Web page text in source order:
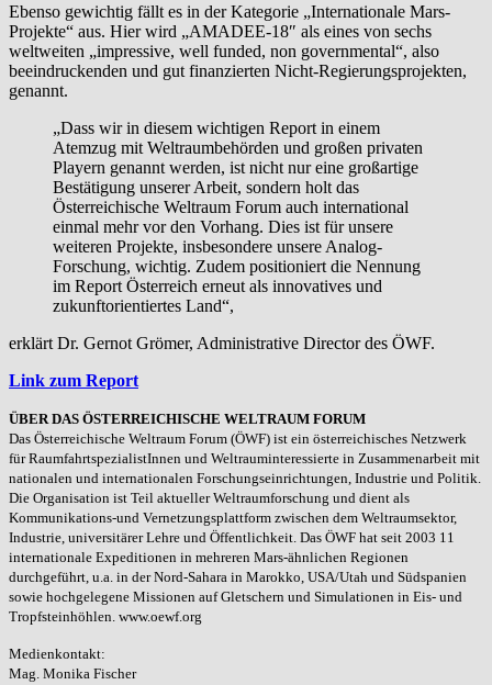
Ebenso gewichtig fällt es in der Kategorie „Internationale Mars-
Projekte“ aus. Hier wird „AMADEE-18″ als eines von sechs
weltweiten „impressive, well funded, non governmental“, also
beeindruckenden und gut finanzierten Nicht-Regierungsprojekten,
genannt.
„Dass wir in diesem wichtigen Report in einem
Atemzug mit Weltraumbehörden und großen privaten
Playern genannt werden, ist nicht nur eine großartige
Bestätigung unserer Arbeit, sondern holt das
Österreichische Weltraum Forum auch international
einmal mehr vor den Vorhang. Dies ist für unsere
weiteren Projekte, insbesondere unsere Analog-
Forschung, wichtig. Zudem positioniert die Nennung
im Report Österreich erneut als innovatives und
zukunftorientiertes Land“,
erklärt Dr. Gernot Grömer, Administrative Director des ÖWF.
Link zum Report
ÜBER DAS ÖSTERREICHISCHE WELTRAUM FORUM
Das Österreichische Weltraum Forum (ÖWF) ist ein österreichisches Netzwerk
für RaumfahrtspezialistInnen und Weltrauminteressierte in Zusammenarbeit mit
nationalen und internationalen Forschungseinrichtungen, Industrie und Politik.
Die Organisation ist Teil aktueller Weltraumforschung und dient als
Kommunikations-und Vernetzungsplattform zwischen dem Weltraumsektor,
Industrie, universitärer Lehre und Öffentlichkeit. Das ÖWF hat seit 2003 11
internationale Expeditionen in mehreren Mars-ähnlichen Regionen
durchgeführt, u.a. in der Nord-Sahara in Marokko, USA/Utah und Südspanien
sowie hochgelegene Missionen auf Gletschern und Simulationen in Eis- und
Tropfsteinhöhlen. www.oewf.org
Medienkontakt:
Mag. Monika Fischer